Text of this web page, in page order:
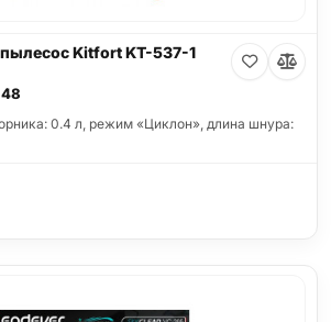
Kitfort KT-537-1
0.4 л, режим «Циклон», длина шнура: